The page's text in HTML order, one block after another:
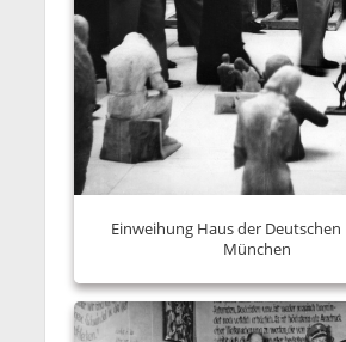
Einweihung Haus der Deutschen
München